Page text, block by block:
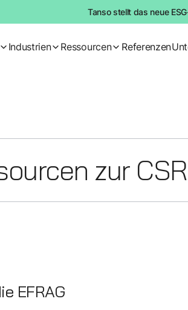
Tanso stellt das neue
Industrien Ressourcen Referenzen
zur
EFRAG